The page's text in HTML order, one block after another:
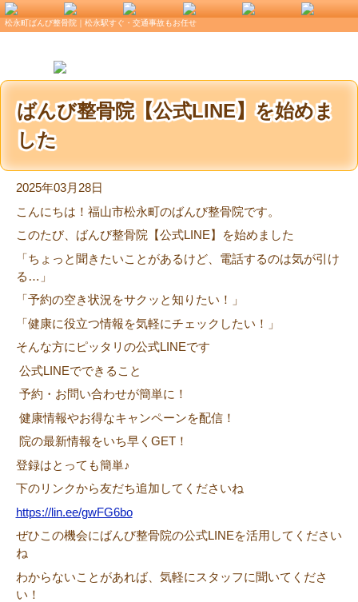
松永町ばんび整骨院｜松永駅すぐ・交通事故もお任せ
ばんび整骨院【公式LINE】を始めま
した
2025年03月28日
こんにちは！福山市松永町のばんび整骨院です。
このたび、ばんび整骨院【公式LINE】を始めました
「ちょっと聞きたいことがあるけど、電話するのは気が引け
る…」
「予約の空き状況をサクッと知りたい！」
「健康に役立つ情報を気軽にチェックしたい！」
そんな方にピッタリの公式LINEです
公式LINEでできること
予約・お問い合わせが簡単に！
健康情報やお得なキャンペーンを配信！
院の最新情報をいち早くGET！
登録はとっても簡単♪
下のリンクから友だち追加してくださいね
https://lin.ee/gwFG6bo
ぜひこの機会にばんび整骨院の公式LINEを活用してください
ね
わからないことがあれば、気軽にスタッフに聞いてくださ
い！